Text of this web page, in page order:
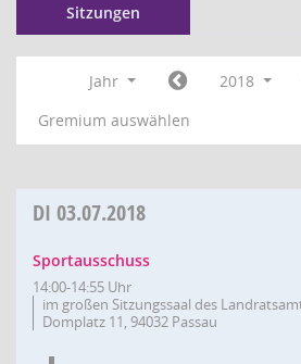
Sitzungen
Jahr
2018
Gremium auswählen
DI 03.07.2018
Sportausschuss
14:00-14:55 Uhr
im großen Sitzungssaal des
Domplatz 11, 94032 Passau